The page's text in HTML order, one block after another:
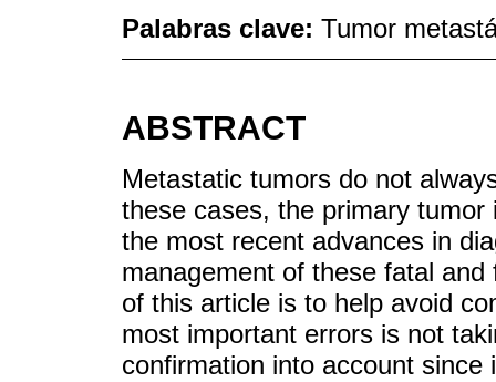
Palabras clave: Tumor
ABSTRACT
Metastatic tumors do not
these cases, the primary
the most recent advances in
management of these fatal
of this article is to help avoid
most important errors is not
confirmation into account